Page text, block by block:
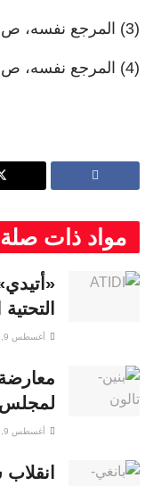
(3) المرجع نفسه، ص 2.
(4) المرجع نفسه، ص 3.
مواد ذات صلة
أغسطس 9, 2026
معارضة
لمجلس
أغسطس 9, 2026